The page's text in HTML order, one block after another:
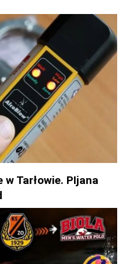
Tarłowie. PIjana